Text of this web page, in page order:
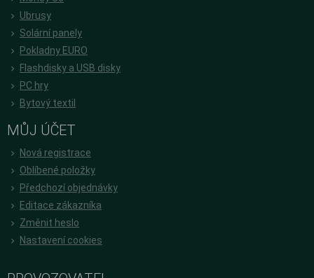
Ubrusy
Solární panely
Pokladny EURO
Flashdisky a USB disky
PC hry
Bytový textil
MŮJ ÚČET
Nová registrace
Oblíbené položky
Předchozí objednávky
Editace zákazníka
Změnit heslo
Nastavení cookies